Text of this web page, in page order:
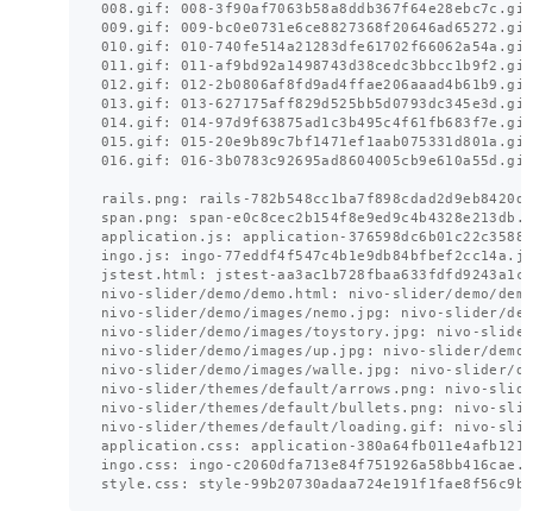
008.gif: 008-3f90af7063b58a8ddb367f64e28ebc7c.gif
009.gif: 009-bc0e0731e6ce8827368f20646ad65272.gif
010.gif: 010-740fe514a21283dfe61702f66062a54a.gif
011.gif: 011-af9bd92a1498743d38cedc3bbcc1b9f2.gif
012.gif: 012-2b0806af8fd9ad4ffae206aaad4b61b9.gif
013.gif: 013-627175aff829d525bb5d0793dc345e3d.gif
014.gif: 014-97d9f63875ad1c3b495c4f61fb683f7e.gif
015.gif: 015-20e9b89c7bf1471ef1aab075331d801a.gif
016.gif: 016-3b0783c92695ad8604005cb9e610a55d.gif
rails.png: rails-
span.png: span-
application.js: application-
ingo.js: ingo-77eddf4f547c4b1e9db84bfbef2cc14a.js
jstest.html: jstest-
nivo-slider/demo/demo.html: nivo-slider/demo/demo-
nivo-slider/demo/images/nemo.jpg: nivo-slider/
nivo-slider/demo/images/toystory.jpg: nivo-slider/
nivo-slider/demo/images/up.jpg: nivo-slider/demo/
nivo-slider/demo/images/walle.jpg: nivo-slider/
nivo-slider/themes/default/arrows.png: nivo-slider/
nivo-slider/themes/default/bullets.png: nivo-
nivo-slider/themes/default/loading.gif: nivo-slider/
application.css: application-
ingo.css: ingo-